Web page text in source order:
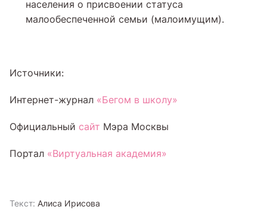
населения о присвоении статуса
малообеспеченной семьи (малоимущим).
Источники:
Интернет-журнал «Бегом в школу»
Официальный сайт Мэра Москвы
Портал «Виртуальная академия»
Текст: Алиса Ирисова